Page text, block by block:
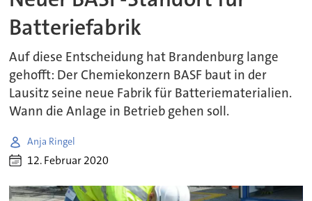
Batteriefabrik
Auf diese Entscheidung hat Brandenburg lange
gehofft: Der Chemiekonzern BASF baut in der
Lausitz seine neue Fabrik für Batteriematerialien.
Wann die Anlage in Betrieb gehen soll.
Anja Ringel
12. Februar 2020